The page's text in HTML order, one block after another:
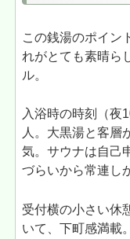
この銭湯のポイン
れがとても素晴ら
ル。
入浴時の時刻（夜
人。大黒湯と客層
気。サウナは自己
づらいから常連し
受付横の小さい休
いて、下町感満載